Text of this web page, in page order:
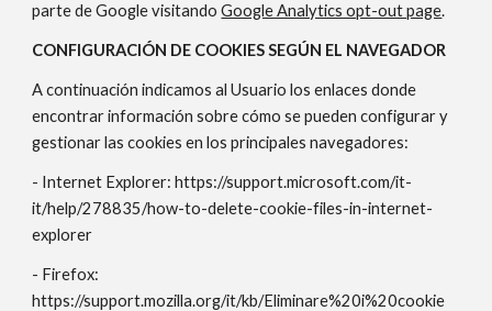
parte de Google visitandoGoogle Analytics opt-out page.
CONFIGURACIÓN DE COOKIES SEGÚN EL NAVEGADOR
A continuación indicamos al Usuario los enlaces donde
encontrar información sobre cómo se pueden configurar y
gestionar las cookies en los principales navegadores:
- Internet Explorer: https://support.microsoft.com/it-
it/help/278835/how-to-delete-cookie-files-in-internet-
explorer
- Firefox:
https://support.mozilla.org/it/kb/Eliminare%20i%20cookie